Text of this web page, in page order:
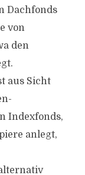
Dachfonds
von
den
aus Sicht
Indexfonds,
anlegt,